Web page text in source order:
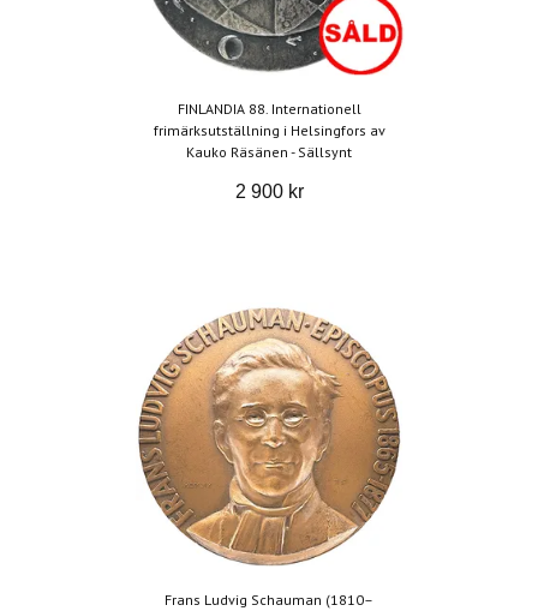
FINLANDIA 88. Internationell
frimärksutställning i Helsingfors av
Kauko Räsänen - Sällsynt
2 900 kr
Frans Ludvig Schauman (1810–